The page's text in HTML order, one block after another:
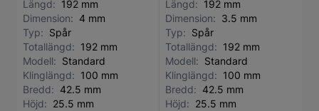
Längd: 192 mm
Dimension: 4 mm
Typ: Spår
Totallängd: 192 mm
Modell: Standard
Klinglängd: 100 mm
Bredd: 42.5 mm
Höjd: 25.5 mm
Längd: 192 mm
Dimension: 3.5 mm
Typ: Spår
Totallängd: 192 mm
Modell: Standard
Klinglängd: 100 mm
Bredd: 42.5 mm
Höjd: 25.5 mm